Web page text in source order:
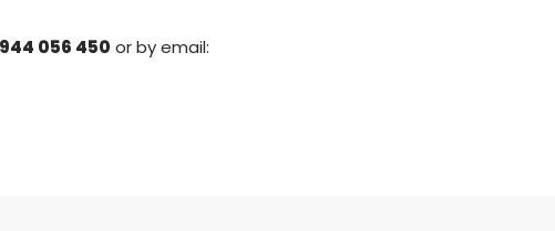
944 056 450 or by email: